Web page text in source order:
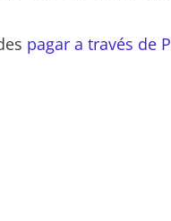
pagar a través de